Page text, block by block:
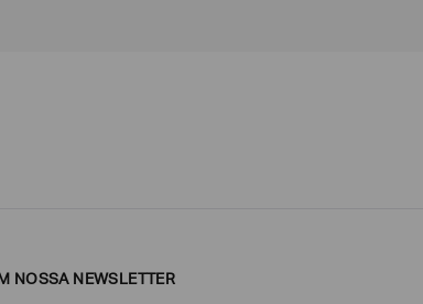
NOSSA NEWSLETTER
Exchange